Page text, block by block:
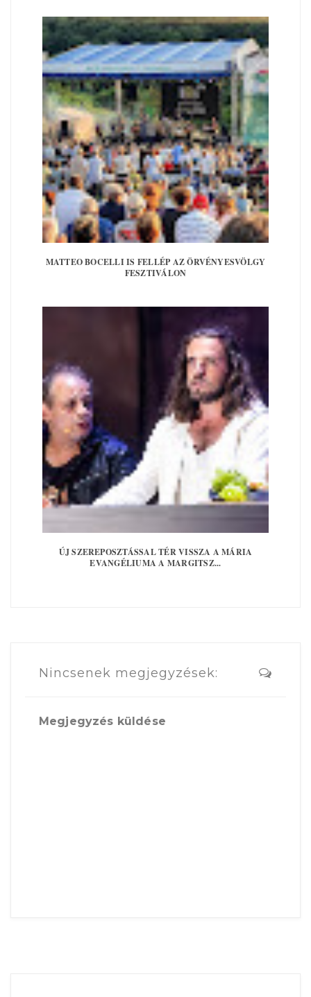
MATTEO BOCELLI IS FELLÉP AZ ÖRVÉNYESVÖLGY
FESZTIVÁLON
ÚJ SZEREPOSZTÁSSAL TÉR VISSZA A MÁRIA
EVANGÉLIUMA A MARGITSZ...
Nincsenek megjegyzések:
Megjegyzés küldése